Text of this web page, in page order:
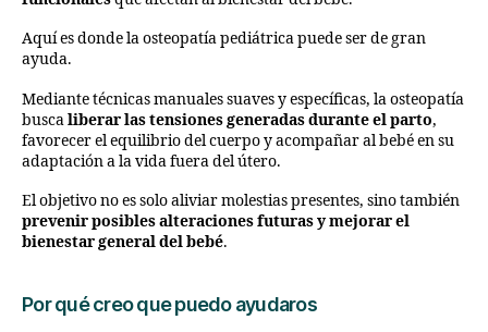
Aquí es donde la osteopatía pediátrica puede ser de gran
ayuda.
Mediante técnicas manuales suaves y específicas, la osteopatía
buscaliberar las tensiones generadas durante el parto,
favorecer el equilibrio del cuerpo y acompañar al bebé en su
adaptación a la vida fuera del útero.
El objetivo no es solo aliviar molestias presentes, sino también
prevenir posibles alteraciones futuras y mejorar el
bienestar general del bebé.
Por qué creo que puedo ayudaros